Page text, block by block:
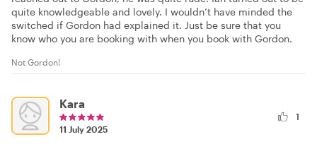
quite knowledgeable and lovely. I wouldn’t have minded the
switched if Gordon had explained it. Just be sure that you
know who you are booking with when you book with Gordon.
Not Gordon!
Kara
11 July 2025
1